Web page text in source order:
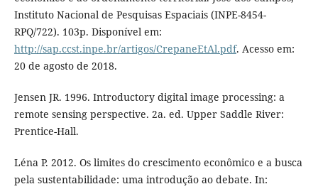
Instituto Nacional de Pesquisas Espaciais (INPE-8454-
RPQ/722). 103p. Disponível em:
http://sap.ccst.inpe.br/artigos/CrepaneEtAl.pdf. Acesso em:
20 de agosto de 2018.
Jensen JR. 1996. Introductory digital image processing: a
remote sensing perspective. 2a. ed. Upper Saddle River:
Prentice-Hall.
Léna P. 2012. Os limites do crescimento econômico e a busca
pela sustentabilidade: uma introdução ao debate. In: